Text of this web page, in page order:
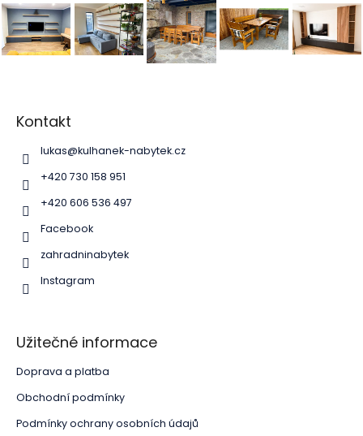
Kontakt
lukas@kulhanek-nabytek.cz
+420 730 158 951
+420 606 536 497
Facebook
zahradninabytek
Instagram
Užitečné informace
Doprava a platba
Obchodní podmínky
Podmínky ochrany osobních údajů